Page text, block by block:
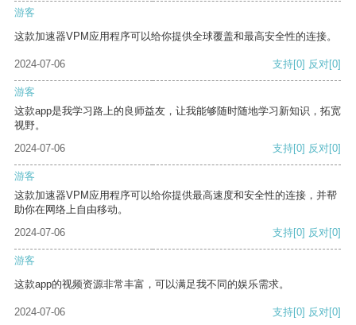
游客
这款加速器VPM应用程序可以给你提供全球覆盖和最高安全性的连接。
2024-07-06 支持[0] 反对[0]
游客
这款app是我学习路上的良师益友，让我能够随时随地学习新知识，拓宽
视野。
2024-07-06
支持[0] 反对[0]
游客
这款加速器VPM应用程序可以给你提供最高速度和安全性的连接，并帮
助你在网络上自由移动。
2024-07-06
支持[0] 反对[0]
游客
这款app的视频资源非常丰富，可以满足我不同的娱乐需求。
2024-07-06 支持[0] 反对[0]